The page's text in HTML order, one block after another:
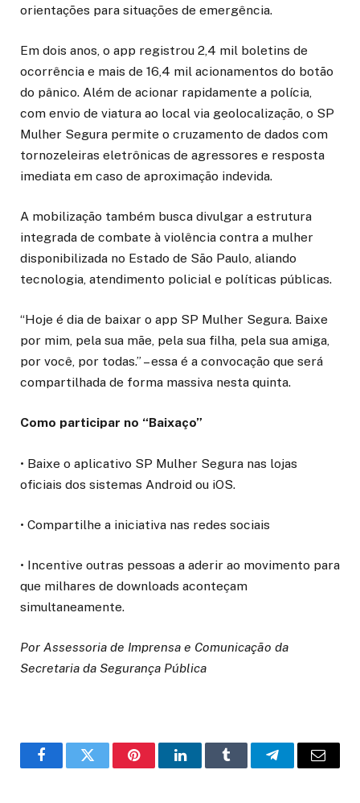
orientações para situações de emergência.
Em dois anos, o app registrou 2,4 mil boletins de
ocorrência e mais de 16,4 mil acionamentos do botão
do pânico. Além de acionar rapidamente a polícia,
com envio de viatura ao local via geolocalização, o SP
Mulher Segura permite o cruzamento de dados com
tornozeleiras eletrônicas de agressores e resposta
imediata em caso de aproximação indevida.
A mobilização também busca divulgar a estrutura
integrada de combate à violência contra a mulher
disponibilizada no Estado de São Paulo, aliando
tecnologia, atendimento policial e políticas públicas.
“Hoje é dia de baixar o app SP Mulher Segura. Baixe
por mim, pela sua mãe, pela sua filha, pela sua amiga,
por você, por todas.” – essa é a convocação que será
compartilhada de forma massiva nesta quinta.
Como participar no “Baixaço”
• Baixe o aplicativo SP Mulher Segura nas lojas
oficiais dos sistemas Android ou iOS.
• Compartilhe a iniciativa nas redes sociais
• Incentive outras pessoas a aderir ao movimento para
que milhares de downloads aconteçam
simultaneamente.
Por Assessoria de Imprensa e Comunicação da
Secretaria da Segurança Pública
o
Twitter PinterestLinkedInTumblr Telegrama
E-